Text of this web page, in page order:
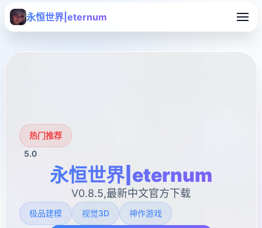
永恒世界|eternum
热门推荐
5.0
永恒世界|eternum
V0.8.5,最新中文官方下载
极品建模 视觉3D 神作游戏